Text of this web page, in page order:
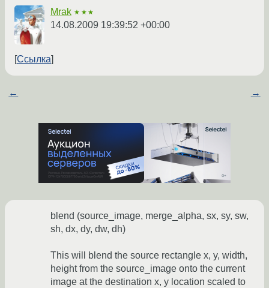
Mrak ★★★
14.08.2009 19:39:52 +00:00
Ссылка
← →
blend (source_image, merge_alpha, sx, sy, sw,
sh, dx, dy, dw, dh)
This will blend the source rectangle x, y, width,
height from the source_image onto the current
image at the destination x, y location scaled to